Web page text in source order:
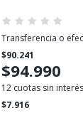
Transferencia o
$90.241
$94.990
12 cuotas sin
$7.916